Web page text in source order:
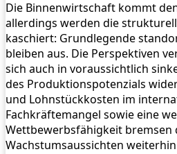
Die Binnenwirtschaft kommt
allerdings werden die
kaschiert: Grundlegende
bleiben aus. Die Perspektiven
sich auch in voraussichtlich
des Produktionspotenzials
und Lohnstückkosten im
Fachkräftemangel sowie eine
Wettbewerbsfähigkeit bremsen
Wachstumsaussichten